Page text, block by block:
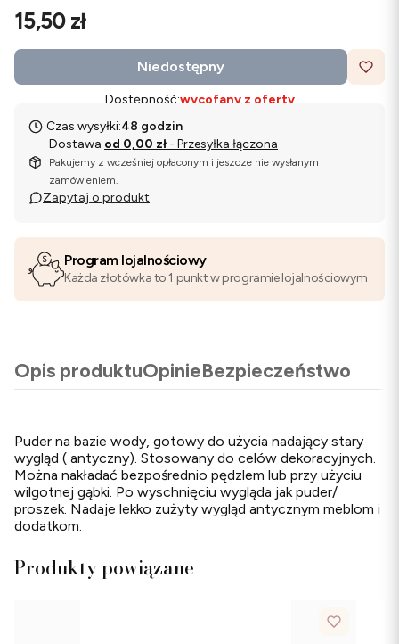
Cena
15,50 zł
Niedostępny
Dostępność:wycofany z oferty
Czas wysyłki:48 godzin
Dostawa od 0,00 zł - Przesyłka łączona
Pakujemy z wcześniej opłaconym i jeszcze nie wysłanym
zamówieniem.
Zapytaj o produkt
Program lojalnościowy
Każda złotówka to 1 punkt w programie lojalnościowym
Opis produktuOpinieBezpieczeństwo
Puder na bazie wody, gotowy do użycia nadający stary
wygląd ( antyczny). Stosowany do celów dekoracyjnych.
Można nakładać bezpośrednio pędzlem lub przy użyciu
wilgotnej gąbki. Po wyschnięciu wygląda jak puder/
proszek. Nadaje lekko zużyty wygląd antycznym meblom i
dodatkom.
Produkty powiązane